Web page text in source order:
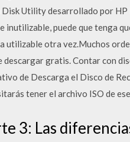
Disk Utility desarrollado por HP
inutilizable, puede que tenga
utilizable otra vez.Muchos
descargar gratis. Contar con
de Descarga el Disco de
tener el archivo ISO de
3: Las